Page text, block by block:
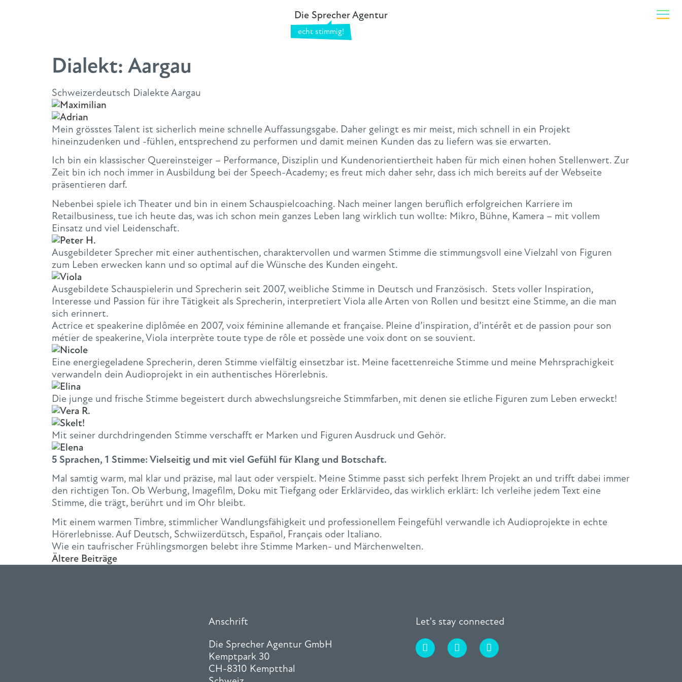
Die Sprecher Agentur
Dialekt: Aargau
Schweizerdeutsch Dialekte Aargau
Mein grösstes Talent ist sicherlich meine schnelle Auffassungsgabe. Daher gelingt es mir meist, mich schnell in ein Projekt
hineinzudenken und -fühlen, entsprechend zu performen und damit meinen Kunden das zu liefern was sie erwarten.
Ich bin ein klassischer Quereinsteiger – Performance, Disziplin und Kundenorientiertheit haben für mich einen hohen Stellenwert. Zur
Zeit bin ich noch immer in Ausbildung bei der Speech-Academy; es freut mich daher sehr, dass ich mich bereits auf der Webseite
präsentieren darf.
Nebenbei spiele ich Theater und bin in einem Schauspielcoaching. Nach meiner langen beruflich erfolgreichen Karriere im
Retailbusiness, tue ich heute das, was ich schon mein ganzes Leben lang wirklich tun wollte: Mikro, Bühne, Kamera – mit vollem
Einsatz und viel Leidenschaft.
Ausgebildeter Sprecher mit einer authentischen, charaktervollen und warmen Stimme die stimmungsvoll eine Vielzahl von Figuren
zum Leben erwecken kann und so optimal auf die Wünsche des Kunden eingeht.
Ausgebildete Schauspielerin und Sprecherin seit 2007, weibliche Stimme in Deutsch und Französisch. Stets voller Inspiration,
Interesse und Passion für ihre Tätigkeit als Sprecherin, interpretiert Viola alle Arten von Rollen und besitzt eine Stimme, an die man
sich erinnert.
Actrice et speakerine diplômée en 2007, voix féminine allemande et française. Pleine d’inspiration, d’intérêt et de passion pour son
métier de speakerine, Viola interprète toute type de rôle et possède une voix dont on se souvient.
Eine energiegeladene Sprecherin, deren Stimme vielfältig einsetzbar ist. Meine facettenreiche Stimme und meine Mehrsprachigkeit
verwandeln dein Audioprojekt in ein authentisches Hörerlebnis.
Die junge und frische Stimme begeistert durch abwechslungsreiche Stimmfarben, mit denen sie etliche Figuren zum Leben erweckt!
Mit seiner durchdringenden Stimme verschafft er Marken und Figuren Ausdruck und Gehör.
5 Sprachen, 1 Stimme: Vielseitig und mit viel Gefühl für Klang und Botschaft.
Mal samtig warm, mal klar und präzise, mal laut oder verspielt. Meine Stimme passt sich perfekt Ihrem Projekt an und trifft dabei immer
den richtigen Ton. Ob Werbung, Imagefilm, Doku mit Tiefgang oder Erklärvideo, das wirklich erklärt: Ich verleihe jedem Text eine
Stimme, die trägt, berührt und im Ohr bleibt.
Mit einem warmen Timbre, stimmlicher Wandlungsfähigkeit und professionellem Feingefühl verwandle ich Audioprojekte in echte
Hörerlebnisse. Auf Deutsch, Schwiizerdütsch, Español, Français oder Italiano.
Wie ein taufrischer Frühlingsmorgen belebt ihre Stimme Marken- und Märchenwelten.
Ältere Beiträge
Anschrift
Die Sprecher Agentur GmbH
Kemptpark 30
CH-8310 Kemptthal
Let's stay connected